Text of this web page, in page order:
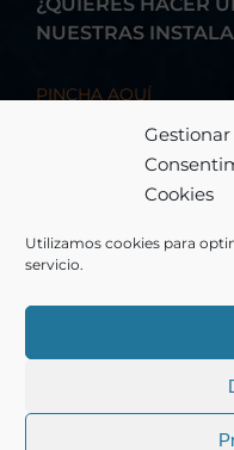
Gestionar
Cookies
Utilizamos cookies para
servicio.
NUESTRAS
PINCHA AQUÍ
© Copyright 2026 - BAI